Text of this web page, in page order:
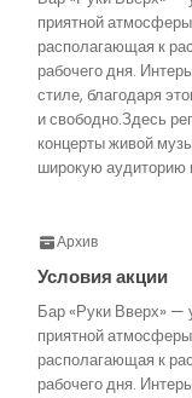
приятной
располагающая к
рабочего дня.
стиле, благодаря
и свободно.Здесь
концерты живой
широкую аудиторию
Архив
Условия акции
Бар «Руки Вверх» —
приятной
располагающая к
рабочего дня.